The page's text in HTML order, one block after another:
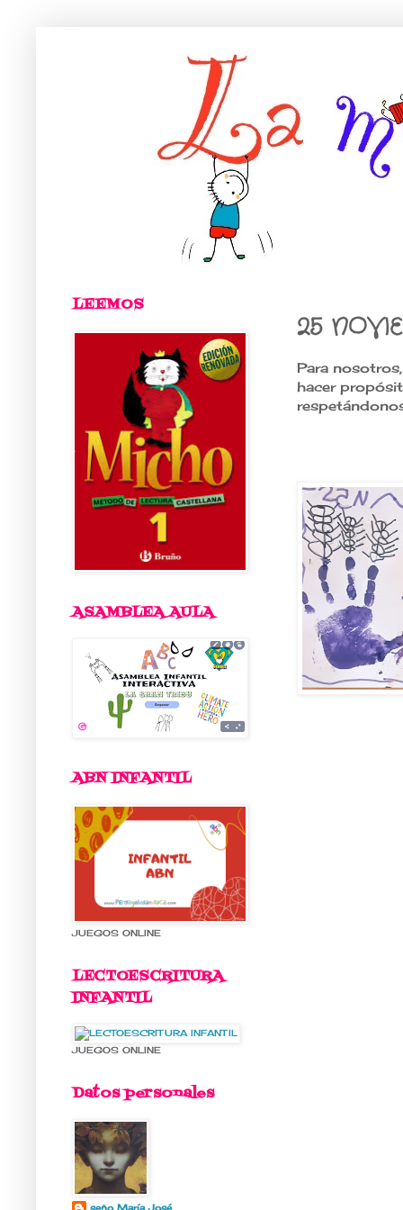
25
Para
hacer
LEEMOS
ASAMBLEA AULA
ABN INFANTIL
JUEGOS ONLINE
LECTOESCRITURA
INFANTIL
JUEGOS ONLINE
Datos personales
seño María José